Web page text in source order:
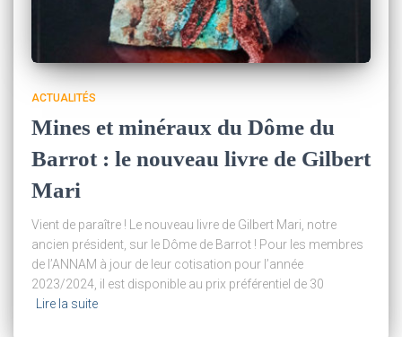
ACTUALITÉS
Mines et minéraux du Dôme du
Barrot : le nouveau livre de Gilbert
Mari
Vient de paraître ! Le nouveau livre de Gilbert Mari, notre
ancien président, sur le Dôme de Barrot ! Pour les membres
de l’ANNAM à jour de leur cotisation pour l’année
2023/2024, il est disponible au prix préférentiel de 30
Lire la suite